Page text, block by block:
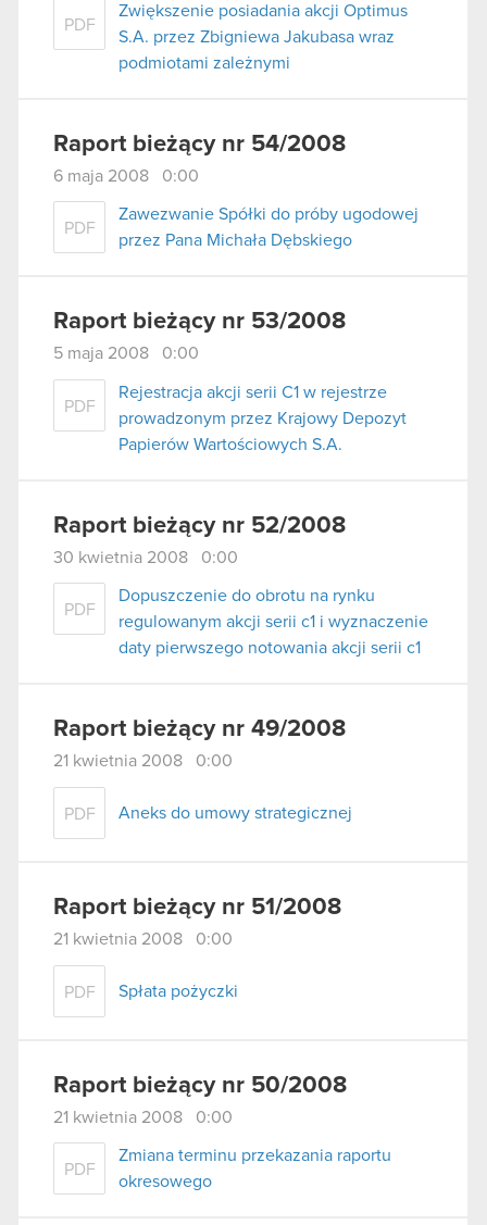
PDF
Zwiększenie posiadania akcji Optimus
S.A. przez Zbigniewa Jakubasa wraz
podmiotami zależnymi
Raport bieżący nr 54/2008
6 maja 2008 0:00
PDF
Zawezwanie Spółki do próby ugodowej
przez Pana Michała Dębskiego
Raport bieżący nr 53/2008
5 maja 2008 0:00
PDF
Rejestracja akcji serii C1 w rejestrze
prowadzonym przez Krajowy Depozyt
Papierów Wartościowych S.A.
Raport bieżący nr 52/2008
30 kwietnia 2008 0:00
PDF
Dopuszczenie do obrotu na rynku
regulowanym akcji serii c1 i wyznaczenie
daty pierwszego notowania akcji serii c1
Raport bieżący nr 49/2008
21 kwietnia 2008 0:00
PDF Aneks do umowy strategicznej
Raport bieżący nr 51/2008
21 kwietnia 2008 0:00
PDF Spłata pożyczki
Raport bieżący nr 50/2008
21 kwietnia 2008 0:00
PDF
Zmiana terminu przekazania raportu
okresowego